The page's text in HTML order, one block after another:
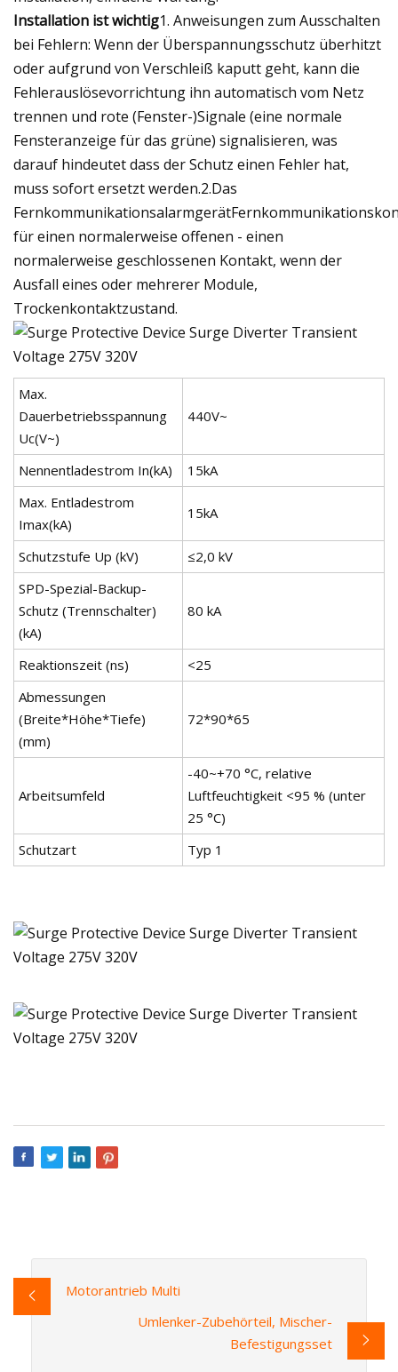
Installation ist wichtig1. Anweisungen zum Ausschalten
bei Fehlern: Wenn der Überspannungsschutz überhitzt
oder aufgrund von Verschleiß kaputt geht, kann die
Fehlerauslösevorrichtung ihn automatisch vom Netz
trennen und rote (Fenster-)Signale (eine normale
Fensteranzeige für das grüne) signalisieren, was
darauf hindeutet dass der Schutz einen Fehler hat,
muss sofort ersetzt werden.2.Das
für einen normalerweise offenen - einen
normalerweise geschlossenen Kontakt, wenn der
Ausfall eines oder mehrerer Module,
Trockenkontaktzustand.
Max.
Dauerbetriebsspannung
Uc(V~)
440V~
Nennentladestrom In(kA)
15kA
Max. Entladestrom
Imax(kA)
15kA
Schutzstufe Up (kV)
≤2,0 kV
SPD-Spezial-Backup-
Schutz (Trennschalter)
(kA)
80 kA
Reaktionszeit (ns)
<25
Abmessungen
(Breite*Höhe*Tiefe)
(mm)
72*90*65
Arbeitsumfeld
-40~+70 °C, relative
Luftfeuchtigkeit <95 % (unter
25 °C)
Schutzart
Typ 1
Motorantrieb Multi
Umlenker-Zubehörteil, Mischer-
Befestigungsset